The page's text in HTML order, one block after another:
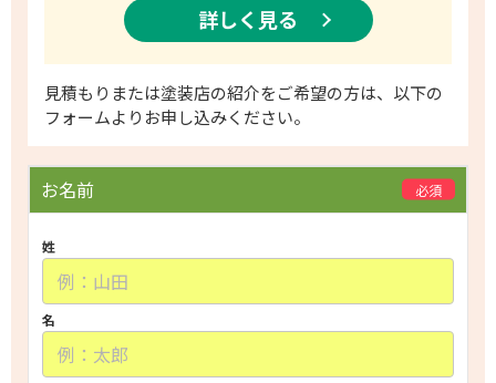
詳しく見る
​見積もりまたは塗装店の紹介をご希望の方は、以下の
フォームよりお申し込みください。
お名前 必須
姓
名